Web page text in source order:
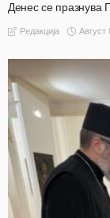
Денес се празнува
Редакција Август